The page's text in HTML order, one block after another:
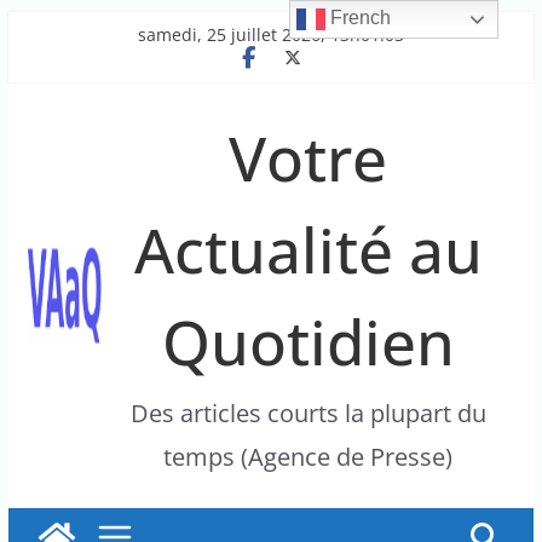
samedi, 25 juillet 2026, 13h01:03
Votre
Actualité au
Quotidien
Des articles courts la plupart du
temps (Agence de Presse)
French